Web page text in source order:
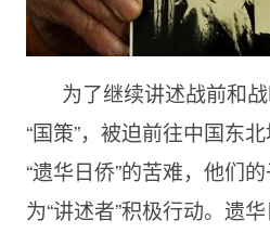
为了继续讲述战前和
“国策”，被迫前往中国东
“遗华日侨”的苦难，他们
为“讲述者”积极行动。遗